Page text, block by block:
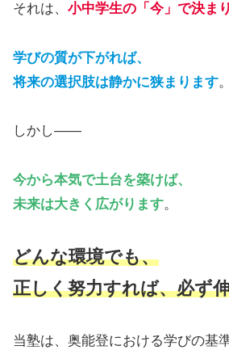
それは、 小中学生の「今」で決ま
学びの質が下がれば、
将来の選択肢は静かに狭まります。
しかし――
今から本気で土台を築けば、
未来は大きく広がります。
どんな環境でも、
正しく努力すれば、必ず
当塾は、奥能登における学びの基